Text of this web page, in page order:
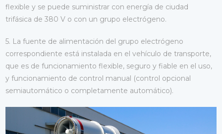
flexible y se puede suministrar con energía de ciudad
trifásica de 380 V o con un grupo electrógeno.
5. La fuente de alimentación del grupo electrógeno
correspondiente está instalada en el vehículo de transporte,
que es de funcionamiento flexible, seguro y fiable en el uso,
y funcionamiento de control manual (control opcional
semiautomático o completamente automático).